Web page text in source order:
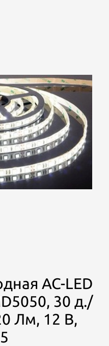
данные, указанные
Федеральному закону «О
ФЗ (в частности, пп. 10 п. 1 ст. 6,
на их обработку (в том числе
организации). При
данные, соблюдая их
AC-LED
30 д./
Лм, 12 В,